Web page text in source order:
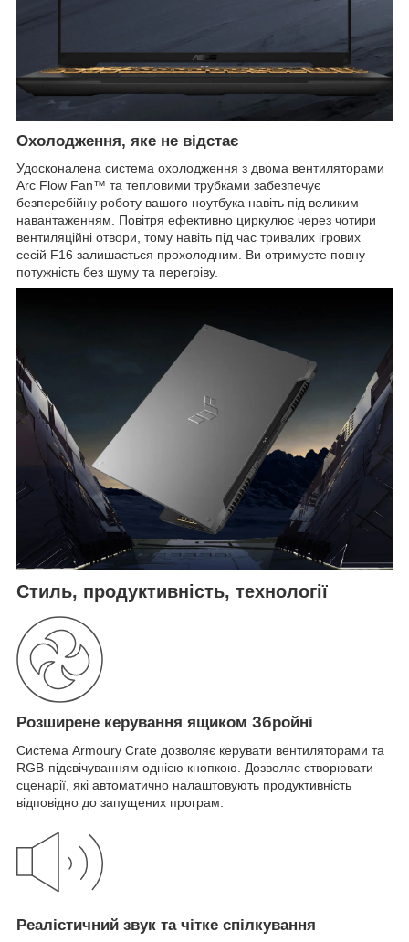
Охолодження, яке не відстає
Удосконалена система охолодження з двома вентиляторами
Arc Flow Fan™ та тепловими трубками забезпечує
безперебійну роботу вашого ноутбука навіть під великим
навантаженням. Повітря ефективно циркулює через чотири
вентиляційні отвори, тому навіть під час тривалих ігрових
сесій F16 залишається прохолодним. Ви отримуєте повну
потужність без шуму та перегріву.
Стиль, продуктивність, технології
Розширене керування ящиком Збройні
Система Armoury Crate дозволяє керувати вентиляторами та
RGB-підсвічуванням однією кнопкою. Дозволяє створювати
сценарії, які автоматично налаштовують продуктивність
відповідно до запущених програм.
Реалістичний звук та чітке спілкування